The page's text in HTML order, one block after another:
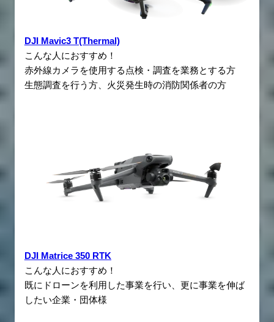
DJI Mavic3 T(Thermal)
こんな人におすすめ！
赤外線カメラを使用する点検・調査を業務とする方
生態調査を行う方、火災発生時の消防関係者の方
DJI Matrice 350 RTK
こんな人におすすめ！
既にドローンを利用した事業を行い、更に事業を伸ば
したい企業・団体様